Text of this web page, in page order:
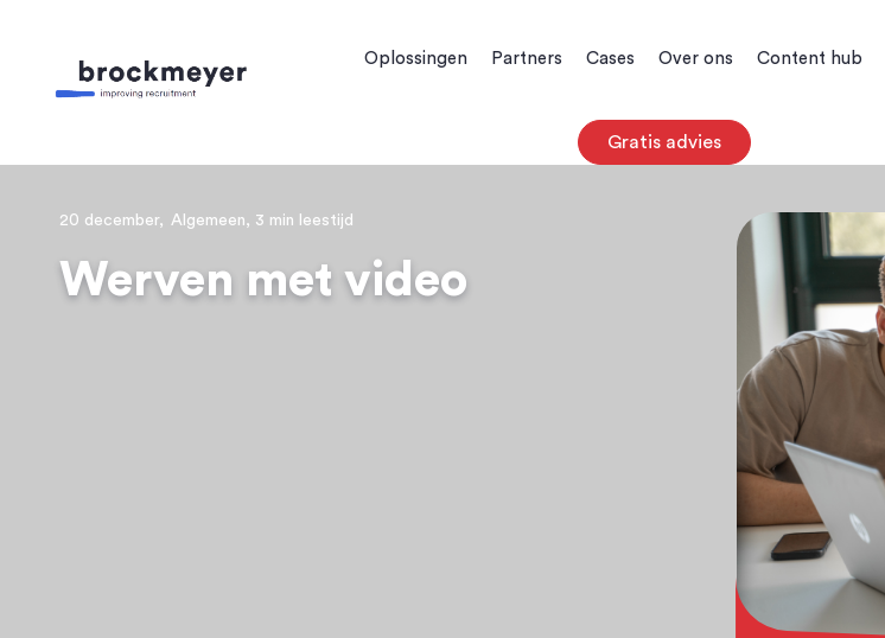
Oplossingen Partners Cases Over ons Content hub
Gratis advies
20 december, Algemeen, 3 min leestijd
Werven met video